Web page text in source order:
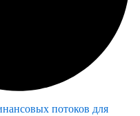
потоков для